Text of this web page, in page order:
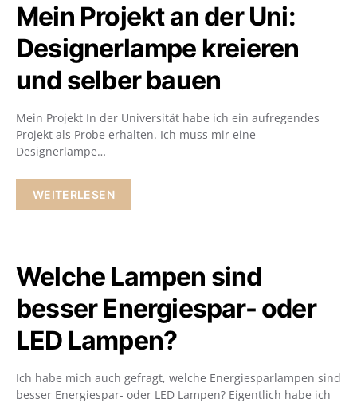
Mein Projekt an der Uni:
Designerlampe kreieren
und selber bauen
Mein Projekt In der Universität habe ich ein aufregendes
Projekt als Probe erhalten. Ich muss mir eine
Designerlampe…
WEITERLESEN
Welche Lampen sind
besser Energiespar- oder
LED Lampen?
Ich habe mich auch gefragt, welche Energiesparlampen sind
besser Energiespar- oder LED Lampen? Eigentlich habe ich